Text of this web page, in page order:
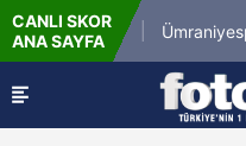
CANLI SKOR
ANA SAYFA
İstanbulspor Ümraniyespor